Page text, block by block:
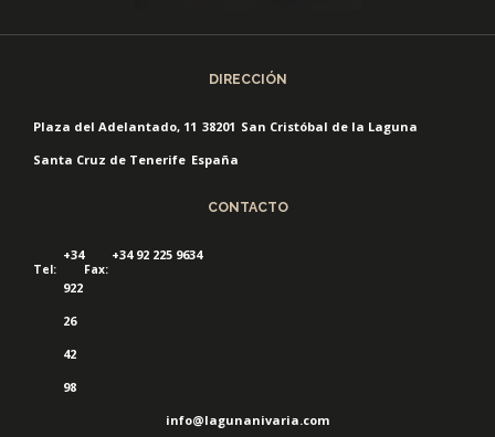
DIRECCIÓN
Plaza del Adelantado, 11 38201 San Cristóbal de la Laguna
Santa Cruz de Tenerife España
CONTACTO
Tel:
+34
922
26
42
98
Fax:
+34 92 225 9634
info@lagunanivaria.com